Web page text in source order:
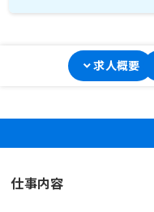
求人概要
仕事内容